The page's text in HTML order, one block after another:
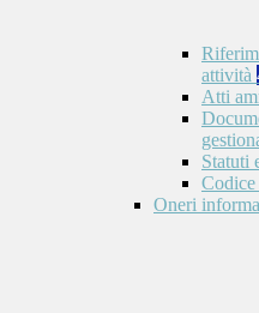
attività
Atti
Statuti
Codice
Oneri